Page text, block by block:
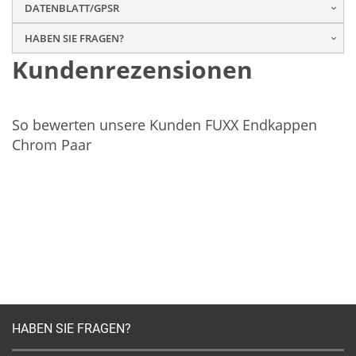
DATENBLATT/GPSR
HABEN SIE FRAGEN?
Kundenrezensionen
So bewerten unsere Kunden FUXX Endkappen
Chrom Paar
HABEN SIE FRAGEN?